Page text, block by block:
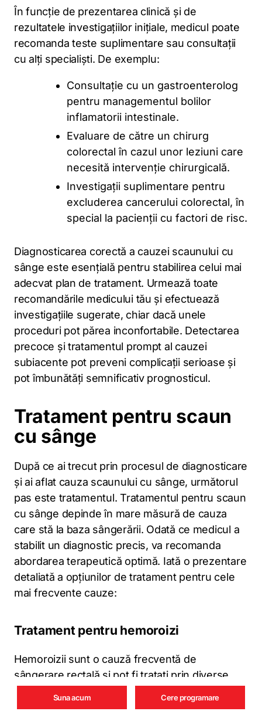
În funcție de prezentarea clinică și de
rezultatele investigațiilor inițiale, medicul poate
recomanda teste suplimentare sau consultații
cu alți specialiști. De exemplu:
Consultație cu un gastroenterolog
pentru managementul bolilor
inflamatorii intestinale.
Evaluare de către un chirurg
colorectal în cazul unor leziuni care
necesită intervenție chirurgicală.
Investigații suplimentare pentru
excluderea cancerului colorectal, în
special la pacienții cu factori de risc.
Diagnosticarea corectă a cauzei scaunului cu
sânge este esențială pentru stabilirea celui mai
adecvat plan de tratament. Urmează toate
recomandările medicului tău și efectuează
investigațiile sugerate, chiar dacă unele
proceduri pot părea inconfortabile. Detectarea
precoce și tratamentul prompt al cauzei
subiacente pot preveni complicații serioase și
pot îmbunătăți semnificativ prognosticul.
Tratament pentru scaun
cu sânge
După ce ai trecut prin procesul de diagnosticare
și ai aflat cauza scaunului cu sânge, următorul
pas este tratamentul. Tratamentul pentru scaun
cu sânge depinde în mare măsură de cauza
care stă la baza sângerării. Odată ce medicul a
stabilit un diagnostic precis, va recomanda
abordarea terapeutică optimă. Iată o prezentare
detaliată a opțiunilor de tratament pentru cele
mai frecvente cauze:
Tratament pentru hemoroizi
Hemoroizii sunt o cauză frecventă de
sângerare rectală și pot fi tratați prin diverse
Suna acum Cere programare